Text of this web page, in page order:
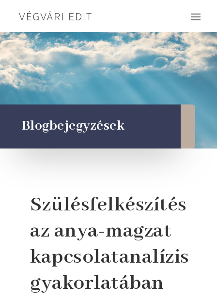
Blogbejegyzések
Szülésfelkészítés
az anya-magzat
kapcsolatanalízis
gyakorlatában